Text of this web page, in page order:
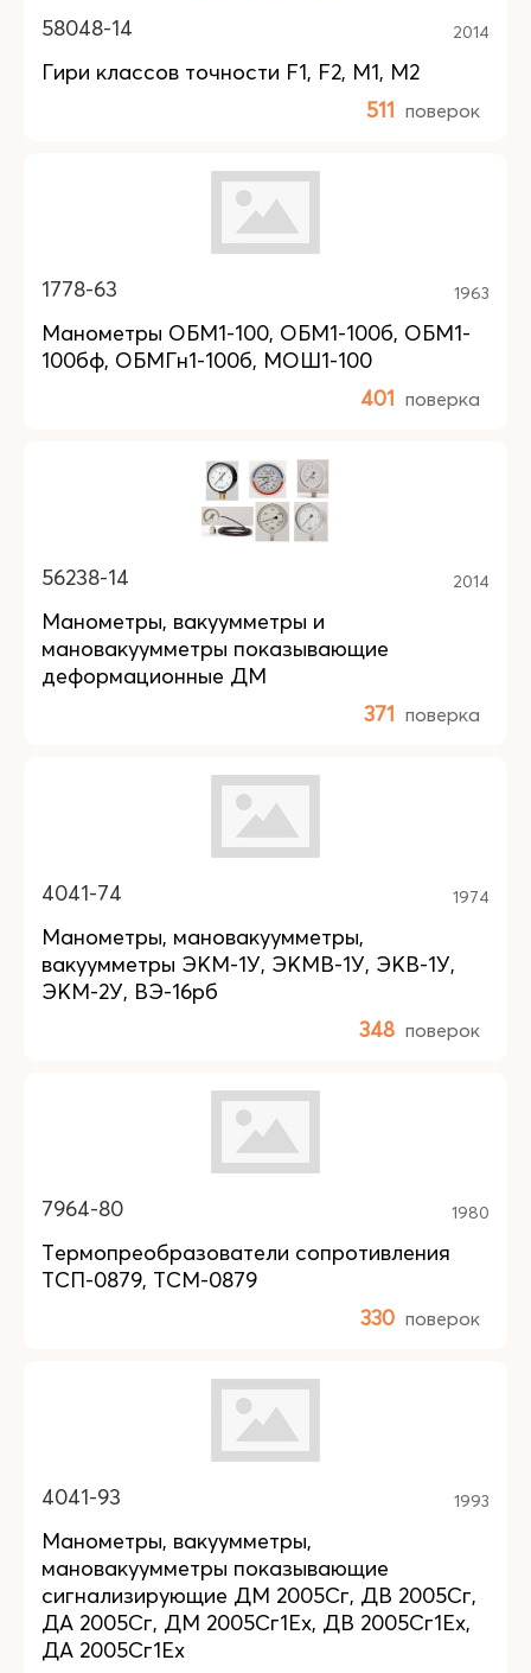
58048-14 2014
Гири классов точности F1, F2, M1, M2
511 поверок
1778-63 1963
Манометры ОБМ1-100, ОБМ1-100б, ОБМ1-
100бф, ОБМГн1-100б, МОШ1-100
401 поверка
56238-14 2014
Манометры, вакуумметры и
мановакуумметры показывающие
деформационные ДМ
371 поверка
4041-74 1974
Манометры, мановакуумметры,
вакуумметры ЭКМ-1У, ЭКМВ-1У, ЭКВ-1У,
ЭКМ-2У, ВЭ-16рб
348 поверок
7964-80 1980
Термопреобразователи сопротивления
ТСП-0879, ТСМ-0879
330 поверок
4041-93 1993
Манометры, вакуумметры,
мановакуумметры показывающие
сигнализирующие ДМ 2005Сг, ДВ 2005Сг,
ДА 2005Сг, ДМ 2005Сг1Ех, ДВ 2005Сг1Ех,
ДА 2005Сг1Ех